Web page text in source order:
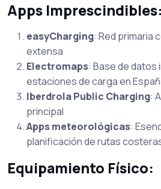
Apps Imprescindibles:
easyCharging: Red primaria
extensa
Electromaps: Base de datos
estaciones de carga en
Iberdrola Public Charging:
principal
Apps meteorológicas:
planificación de rutas
Equipamiento Físico: